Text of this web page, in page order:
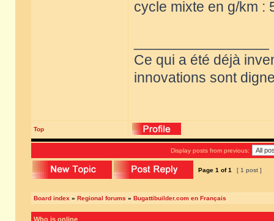
cycle mixte en g/km :
Ce qui a été déjà
innovations sont
Top
Display posts from previous:
Page 1 of1 [ 1 post ]
Board index » Regional forums » Bugattibuilder.com en Français
Who is online